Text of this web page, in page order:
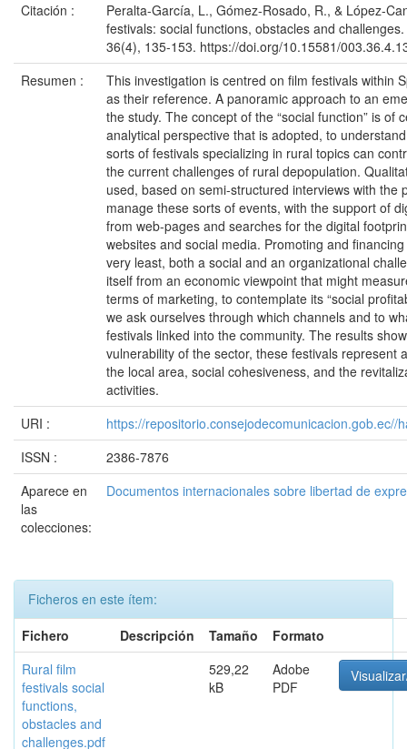
Citación :
Peralta-García, L., Gómez-Rosado, R., & López-
festivals: social functions, obstacles and
36(4), 135-153. https://doi.org/10.15581/
Resumen :
This investigation is centred on film festivals within
as their reference. A panoramic approach to an
the study. The concept of the “social function” is of
analytical perspective that is adopted, to
sorts of festivals specializing in rural topics can
the current challenges of rural depopulation.
used, based on semi-structured interviews with the
manage these sorts of events, with the support of
from web-pages and searches for the digital
websites and social media. Promoting and
very least, both a social and an organizational
itself from an economic viewpoint that might
terms of marketing, to contemplate its “social
we ask ourselves through which channels and to
festivals linked into the community. The results
vulnerability of the sector, these festivals represent
the local area, social cohesiveness, and the
activities.
URI :
https://repositorio.consejodecomunicacion.gob.ec//
ISSN :
2386-7876
Aparece en
las
colecciones:
Documentos internacionales sobre libertad de
Ficheros en este ítem:
Fichero
Descripción Tamaño
Formato
Rural film
festivals social
functions,
obstacles and
challenges.pdf
529,22
kB
Adobe
PDF